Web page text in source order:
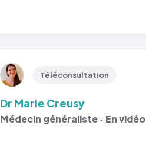
Téléconsultation
Dr Marie Creusy
Médecin généraliste · En vidéo